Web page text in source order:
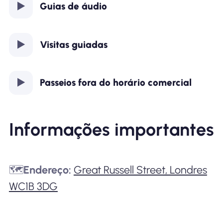
Guias de áudio
Visitas guiadas
Passeios fora do horário comercial
Informações importantes
🗺️Endereço: Great Russell Street, Londres
WC1B 3DG